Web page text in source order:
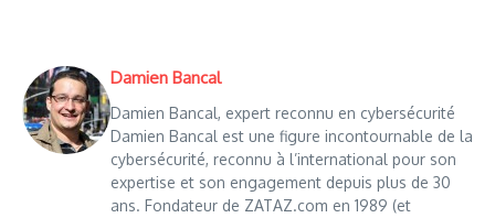
Damien Bancal
Damien Bancal, expert reconnu en cybersécurité
Damien Bancal est une figure incontournable de la
cybersécurité, reconnu à l’international pour son
expertise et son engagement depuis plus de 30
ans. Fondateur de ZATAZ.com en 1989 (et